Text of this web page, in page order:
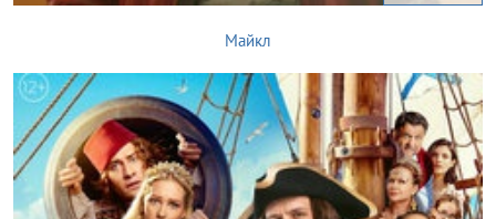
Майкл